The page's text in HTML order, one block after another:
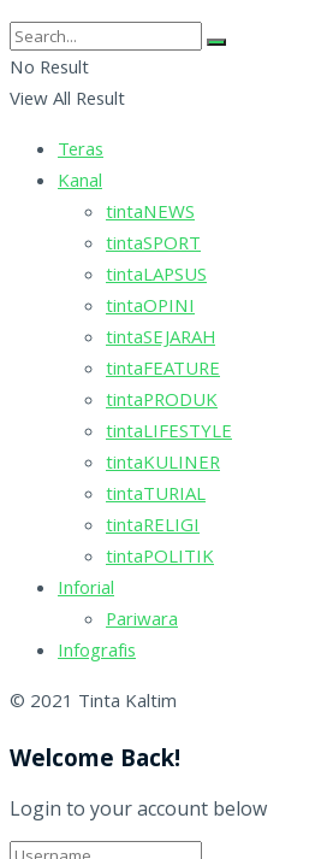
No Result
View All Result
Teras
Kanal
tintaNEWS
tintaSPORT
tintaLAPSUS
tintaOPINI
tintaSEJARAH
tintaFEATURE
tintaPRODUK
tintaLIFESTYLE
tintaKULINER
tintaTURIAL
tintaRELIGI
tintaPOLITIK
Inforial
Pariwara
Infografis
© 2021 Tinta Kaltim
Welcome Back!
Login to your account below